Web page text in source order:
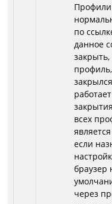
Профили
по
данное
всех
если
браузер
через